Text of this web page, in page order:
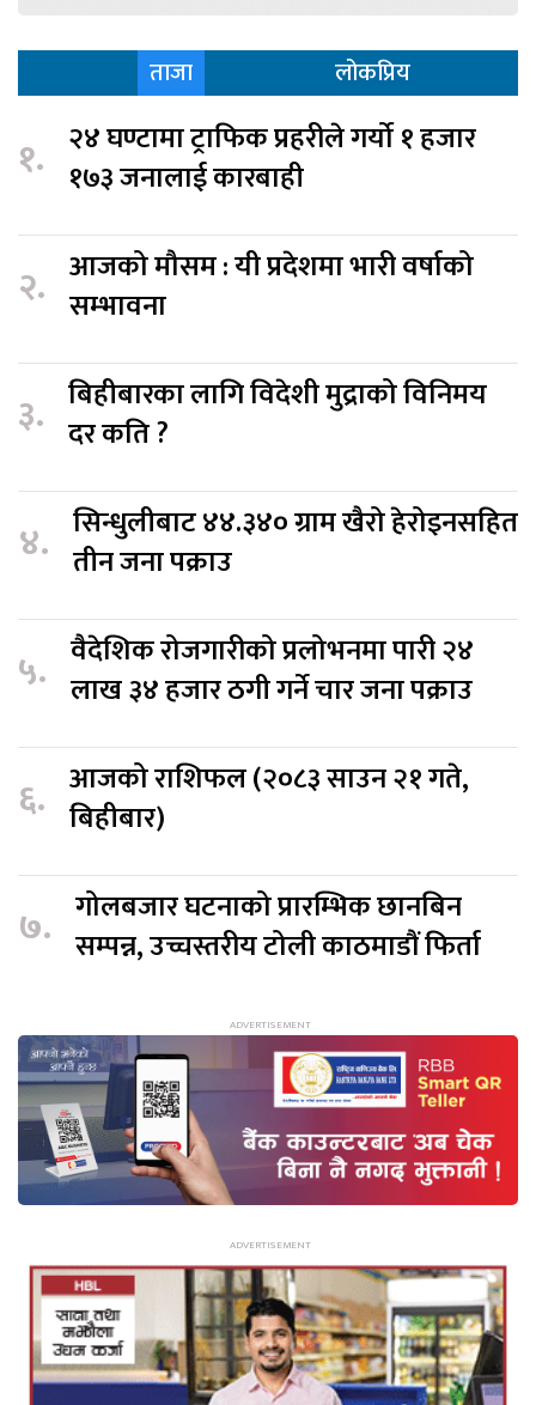
ताजा लोकप्रिय
१. २४ घण्टामा ट्राफिक प्रहरीले गर्यो १ हजार
१७३ जनालाई कारबाही
२. आजको मौसम : यी प्रदेशमा भारी वर्षाको
सम्भावना
३. बिहीबारका लागि विदेशी मुद्राको विनिमय
दर कति ?
४. सिन्धुलीबाट ४४.३४० ग्राम खैरो हेरोइनसहित
तीन जना पक्राउ
५. वैदेशिक रोजगारीको प्रलोभनमा पारी २४
लाख ३४ हजार ठगी गर्ने चार जना पक्राउ
६. आजको राशिफल (२०८३ साउन २१ गते,
बिहीबार)
७. गोलबजार घटनाको प्रारम्भिक छानबिन
सम्पन्न, उच्चस्तरीय टोली काठमाडौं फिर्ता